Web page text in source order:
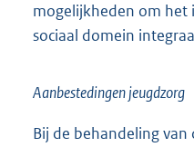
mogelijkheden om het
sociaal domein
Aanbestedingen jeugdzorg
Bij de behandeling